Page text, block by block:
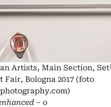
Artists, Main Section,
Fair, Bologna 2017 (foto
– o